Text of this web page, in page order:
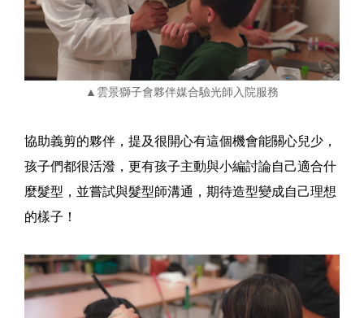
▲雲景獅子會夥伴媒合驗光師入院服務
協助義剪的夥伴，提及很開心有這個機會能關心兒少，
孩子們都很活潑，更有孩子主動與小編討論自己適合什
麼髮型，並嘗試與髮型師溝通，期待造型變成自己理想
的樣子！